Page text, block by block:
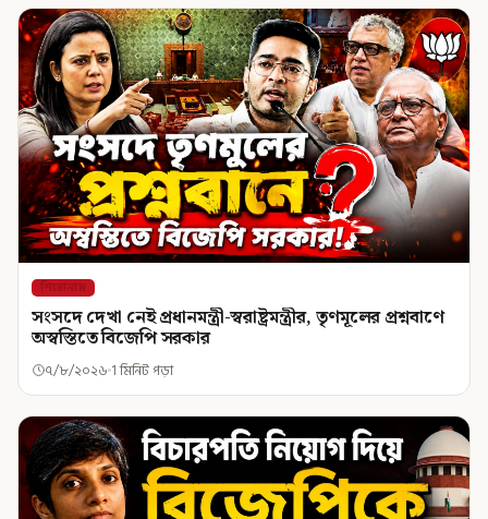
শিরোনাম
সংসদে দেখা নেই প্রধানমন্ত্রী-স্বরাষ্ট্রমন্ত্রীর, তৃণমূলের প্রশ্নবাণে
অস্বস্তিতে বিজেপি সরকার
৭/৮/২০২৬ 1 মিনিট পড়া